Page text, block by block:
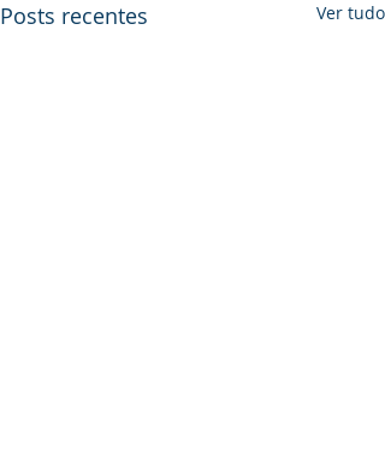
Posts recentes Ver tudo